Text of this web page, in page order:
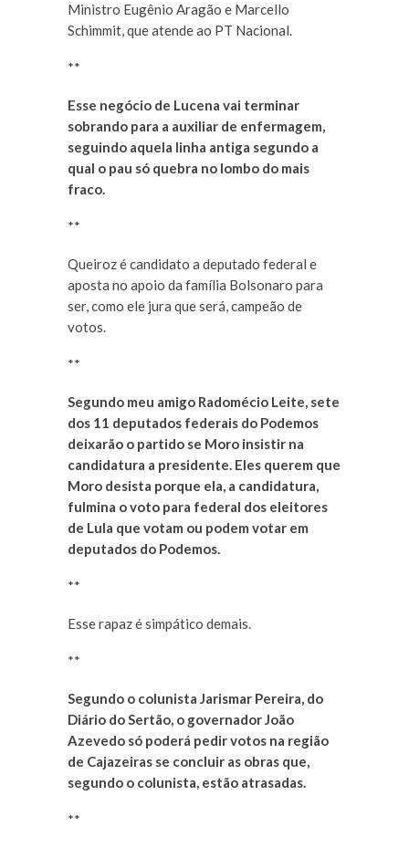
Ministro Eugênio Aragão e Marcello
Schimmit, que atende ao PT Nacional.
**
Esse negócio de Lucena vai terminar
sobrando para a auxiliar de enfermagem,
seguindo aquela linha antiga segundo a
qual o pau só quebra no lombo do mais
fraco.
**
Queiroz é candidato a deputado federal e
aposta no apoio da família Bolsonaro para
ser, como ele jura que será, campeão de
votos.
**
Segundo meu amigo Radomécio Leite, sete
dos 11 deputados federais do Podemos
deixarão o partido se Moro insistir na
candidatura a presidente. Eles querem que
Moro desista porque ela, a candidatura,
fulmina o voto para federal dos eleitores
de Lula que votam ou podem votar em
deputados do Podemos.
**
Esse rapaz é simpático demais.
**
Segundo o colunista Jarismar Pereira, do
Diário do Sertão, o governador João
Azevedo só poderá pedir votos na região
de Cajazeiras se concluir as obras que,
segundo o colunista, estão atrasadas.
**